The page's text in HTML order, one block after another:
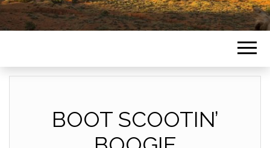
LEA
COUNTRY
DANCE
BOOT SCOOTIN’